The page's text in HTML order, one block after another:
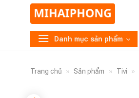
Danh mục sản phẩm
Trang chủ » Sản phẩm » Tivi »